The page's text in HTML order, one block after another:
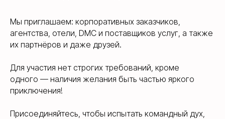
Мы приглашаем: корпоративных заказчиков,
агентства, отели, DMC и поставщиков услуг, а также
их партнёров и даже друзей.
Для участия нет строгих требований, кроме
одного — наличия желания быть частью яркого
приключения!
Присоединяйтесь, чтобы испытать командный дух,